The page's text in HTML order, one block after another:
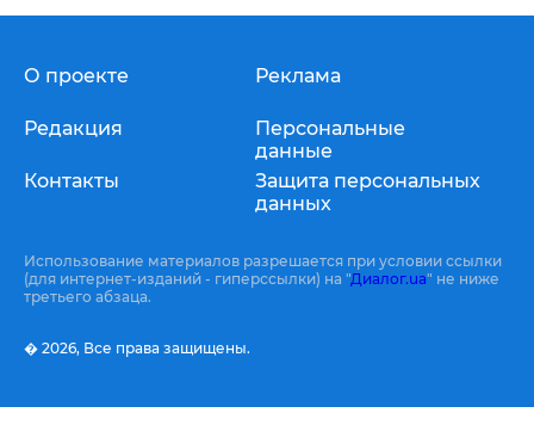
О проекте
Редакция
Контакты
Реклама
Персональные
данные
Защита персональных
данных
Использование материалов разрешается при условии ссылки
(для интернет-изданий - гиперссылки) на "Диалог.ua" не ниже
третьего абзаца.
� 2026, Все права защищены.